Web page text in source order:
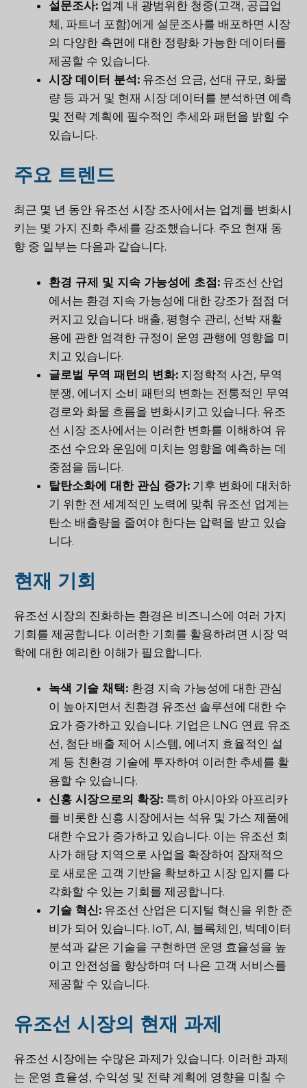
설문조사: 업계 내 광범위한 청중(고객, 공급업
체, 파트너 포함)에게 설문조사를 배포하면 시장
의 다양한 측면에 대한 정량화 가능한 데이터를
제공할 수 있습니다.
시장 데이터 분석: 유조선 요금, 선대 규모, 화물
량 등 과거 및 현재 시장 데이터를 분석하면 예측
및 전략 계획에 필수적인 추세와 패턴을 밝힐 수
있습니다.
주요 트렌드
최근 몇 년 동안 유조선 시장 조사에서는 업계를 변화시
키는 몇 가지 진화 추세를 강조했습니다. 주요 현재 동
향 중 일부는 다음과 같습니다.
환경 규제 및 지속 가능성에 초점: 유조선 산업
에서는 환경 지속 가능성에 대한 강조가 점점 더
커지고 있습니다. 배출, 평형수 관리, 선박 재활
용에 관한 엄격한 규정이 운영 관행에 영향을 미
치고 있습니다.
글로벌 무역 패턴의 변화: 지정학적 사건, 무역
분쟁, 에너지 소비 패턴의 변화는 전통적인 무역
경로와 화물 흐름을 변화시키고 있습니다. 유조
선 시장 조사에서는 이러한 변화를 이해하여 유
조선 수요와 운임에 미치는 영향을 예측하는 데
중점을 둡니다.
탈탄소화에 대한 관심 증가: 기후 변화에 대처하
기 위한 전 세계적인 노력에 맞춰 유조선 업계는
탄소 배출량을 줄여야 한다는 압력을 받고 있습
니다.
현재 기회
유조선 시장의 진화하는 환경은 비즈니스에 여러 가지
기회를 제공합니다. 이러한 기회를 활용하려면 시장 역
학에 대한 예리한 이해가 필요합니다.
녹색 기술 채택: 환경 지속 가능성에 대한 관심
이 높아지면서 친환경 유조선 솔루션에 대한 수
요가 증가하고 있습니다. 기업은 LNG 연료 유조
선, 첨단 배출 제어 시스템, 에너지 효율적인 설
계 등 친환경 기술에 투자하여 이러한 추세를 활
용할 수 있습니다.
신흥 시장으로의 확장: 특히 아시아와 아프리카
를 비롯한 신흥 시장에서는 석유 및 가스 제품에
대한 수요가 증가하고 있습니다. 이는 유조선 회
사가 해당 지역으로 사업을 확장하여 잠재적으
로 새로운 고객 기반을 확보하고 시장 입지를 다
각화할 수 있는 기회를 제공합니다.
기술 혁신: 유조선 산업은 디지털 혁신을 위한 준
비가 되어 있습니다. IoT, AI, 블록체인, 빅데이터
분석과 같은 기술을 구현하면 운영 효율성을 높
이고 안전성을 향상하며 더 나은 고객 서비스를
제공할 수 있습니다.
유조선 시장의 현재 과제
유조선 시장에는 수많은 과제가 있습니다. 이러한 과제
는 운영 효율성, 수익성 및 전략 계획에 영향을 미칠 수